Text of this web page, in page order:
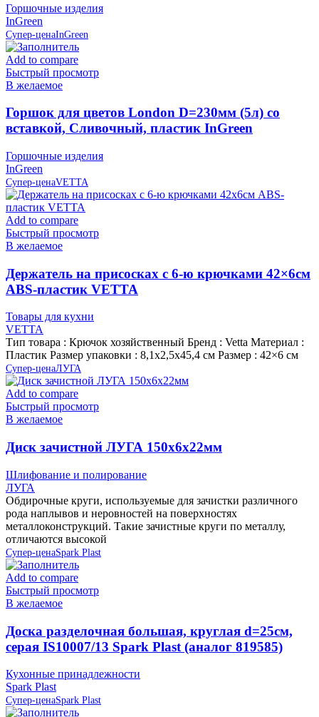
Горшочные изделия
InGreen
Супер-ценаInGreen
Add to compare
Быстрый просмотр
В желаемое
Горшок для цветов London D=230мм (5л) со
вставкой, Сливочный, пластик InGreen
Горшочные изделия
InGreen
Супер-ценаVETTA
Add to compare
Быстрый просмотр
В желаемое
Держатель на присосках с 6-ю крючками 42×6см
ABS-пластик VETTA
Товары для кухни
VETTA
Тип товара : Крючок хозяйственный Бренд : Vetta Материал :
Пластик Размер упаковки : 8,1х2,5х45,4 см Размер : 42×6 см
Супер-ценаЛУГА
Add to compare
Быстрый просмотр
В желаемое
Диск зачистной ЛУГА 150х6х22мм
Шлифование и полирование
ЛУГА
Обдирочные круги, используемые для зачистки различного
рода наплывов и неровностей на поверхностях
металлоконструкций. Такие зачистные круги по металлу,
отличаются высокой
Супер-ценаSpark Plast
Add to compare
Быстрый просмотр
В желаемое
Доска разделочная большая, круглая d=25см,
серая IS10007/13 Spark Plast (аналог 819585)
Кухонные принадлежности
Spark Plast
Супер-ценаSpark Plast